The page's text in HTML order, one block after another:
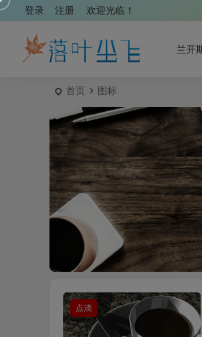
欢迎光临！
登录 注册
兰开
首页 图标
点滴